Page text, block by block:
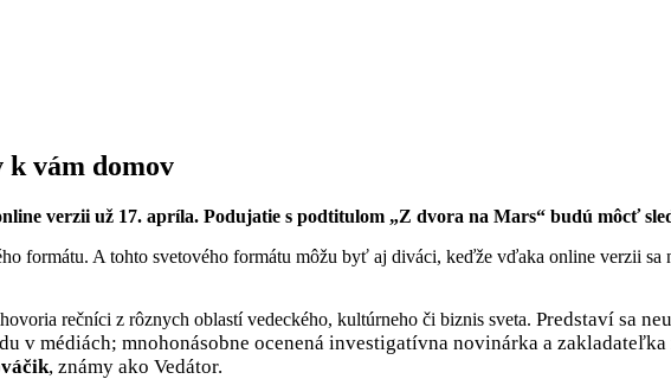
vám domov
verzii už 17. apríla. Podujatie s podtitulom „Z dvora na Mars“ budú môcť
formátu. A tohto svetového formátu môžu byť aj diváci, keďže vďaka online verzii
rečníci z rôznych oblastí vedeckého, kultúrneho či biznis sveta. Predstaví sa
v médiách; mnohonásobne ocenená investigatívna novinárka a
, známy ako Vedátor.